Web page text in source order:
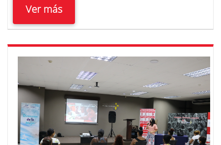
Ver más